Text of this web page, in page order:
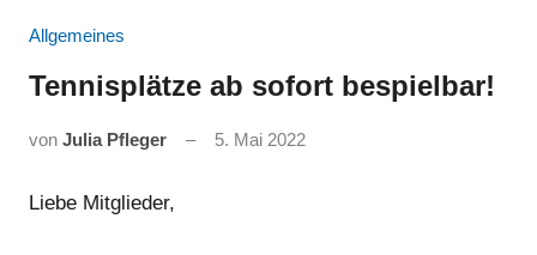
Allgemeines
Tennisplätze ab sofort bespielbar!
von Julia Pfleger 5. Mai 2022
Liebe Mitglieder,